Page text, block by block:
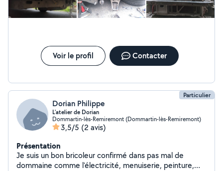
Voir le profil Contacter
Particulier
Dorian Philippe
L'atelier de Dorian
Dommartin-lès-Remiremont (Dommartin-lès-Remiremont)
3,5/5 (2 avis)
Présentation
Je suis un bon bricoleur confirmé dans pas mal de
dommaine comme l'électricité, menuiserie, peinture,